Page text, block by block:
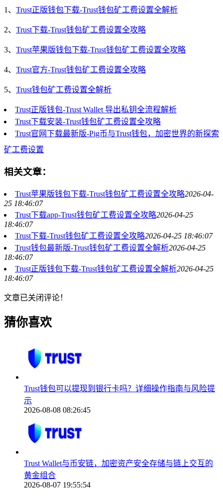
1、 Trust正版钱包下载-Trust钱包矿工费设置全解析
2、 Trust下载-Trust钱包矿工费设置全攻略
3、 Trust苹果版钱包下载-Trust钱包矿工费设置全攻略
4、 Trust官方-Trust钱包矿工费设置全攻略
5、 Trust钱包矿工费设置全解析
Trust正版钱包-Trust Wallet 导出私钥全流程解析
Trust下载安装-Trust钱包矿工费设置全攻略
Trust官网下载最新版-Pig币与Trust钱包，加密世界的新探索
矿工费设置
相关文章：
Trust苹果版钱包下载-Trust钱包矿工费设置全攻略2026-04-
25 18:46:07
Trust下载app-Trust钱包矿工费设置全攻略2026-04-25
18:46:07
Trust下载-Trust钱包矿工费设置全攻略2026-04-25 18:46:07
Trust钱包最新版-Trust钱包矿工费设置全解析2026-04-25
18:46:07
Trust正版钱包下载-Trust钱包矿工费设置全解析2026-04-25
18:46:07
文章已关闭评论！
猜你喜欢
Trust钱包可以提现到银行卡吗？详细操作指南与风险提
示
2026-08-08 08:26:45
Trust Wallet与币安链，加密资产安全存储与链上交互的
黄金组合
2026-08-07 19:55:54